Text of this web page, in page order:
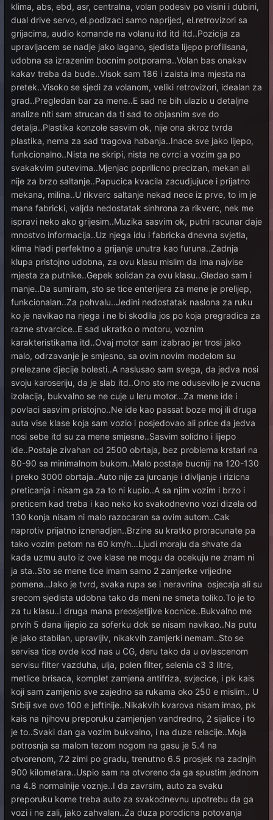
klima, abs, ebd, asr, centralna, volan podesiv po visini i dubini,
dual drive servo, el.podizaci samo naprijed, el.retrovizori sa
grijacima, audio komande na volanu itd itd itd..Pozicija za
upravljacem se nadje jako lagano, sjedista lijepo profilisana,
udobna sa izrazenim bocnim potporama..Volan bas onakav
kakav treba da bude..Visok sam 186 i zaista ima mjesta na
pretek..Visoko se sjedi za volanom, veliki retrovizori, idealan za
grad..Pregledan bar za mene..E sad ne bih ulazio u detaljne
analize niti sam strucan da ti sad to objasnim sve do
detalja..Plastika konzole sasvim ok, nije ona skroz tvrda
plastika, nema za sad tragova habanja..Inace sve jako lijepo,
funkcionalno..Nista ne skripi, nista ne cvrci a vozim ga po
svakakvim putevima..Mjenjac poprilicno precizan, mekan ali
nije za brzo saltanje..Papucica kvacila zacudjujuce i prijatno
mekana, milina..U rikverc saltanje nekad nece iz prve, to im je
mana fabricki, valjda nedostatak sinhrona za rikverc, nek me
ispravi neko ako grijesim..Muzika sasvim ok, putni racunar daje
mnostvo informacija..Uz njega idu i fabricka dnevna svjetla,
klima hladi perfektno a grijanje unutra kao furuna..Zadnja
klupa pristojno udobna, za ovu klasu mislim da ima najvise
mjesta za putnike..Gepek solidan za ovu klasu..Gledao sam i
manje..Da sumiram, sto se tice enterijera za mene je prelijep,
funkcionalan..Za pohvalu..Jedini nedostatak naslona za ruku
ko je navikao na njega i ne bi skodila jos po koja pregradica za
razne stvarcice..E sad ukratko o motoru, voznim
karakteristikama itd..Ovaj motor sam izabrao jer trosi jako
malo, odrzavanje je smjesno, sa ovim novim modelom su
prelezane djecije bolesti..A naslusao sam svega, da jedva nosi
svoju karoseriju, da je slab itd..Ono sto me odusevilo je zvucna
izolacija, bukvalno se ne cuje u leru motor...Za mene ide i
povlaci sasvim pristojno..Ne ide kao passat boze moj ili druga
auta vise klase koja sam vozio i posjedovao ali price da jedva
nosi sebe itd su za mene smjesne..Sasvim solidno i lijepo
ide..Postaje zivahan od 2500 obrtaja, bez problema krstari na
80-90 sa minimalnom bukom..Malo postaje bucniji na 120-130
i preko 3000 obrtaja..Auto nije za jurcanje i divljanje i rizicna
preticanja i nisam ga za to ni kupio..A sa njim vozim i brzo i
preticem kad treba i kao neko ko svakodnevno vozi dizela od
130 konja nisam ni malo razocaran sa ovim autom..Cak
naprotiv prijatno iznenadjen..Brzine su kratko proracunate pa
tako vozim petom na 60 km/h...Ljudi moraju da shvate da
kada uzmu auto iz ove klase ne mogu da ocekuju ne znam ni
ja sta..Sto se mene tice imam samo 2 zamjerke vrijedne
pomena..Jako je tvrd, svaka rupa se i neravnina osjecaja ali su
srecom sjedista udobna tako da meni ne smeta toliko.To je to
za tu klasu..I druga mana preosjetljive kocnice..Bukvalno me
prvih 5 dana lijepio za soferku dok se nisam navikao..Na putu
je jako stabilan, upravljiv, nikakvih zamjerki nemam..Sto se
servisa tice ovde kod nas u CG, deru tako da u ovlascenom
servisu filter vazduha, ulja, polen filter, selenia c3 3 litre,
metlice brisaca, komplet zamjena antifriza, svjecice, i pk kais
koji sam zamjenio sve zajedno sa rukama oko 250 e mislim.. U
Srbiji sve ovo 100 e jeftinije..Nikakvih kvarova nisam imao, pk
kais na njihovu preporuku zamjenjen vandredno, 2 sijalice i to
je to..Svaki dan ga vozim bukvalno, i na duze relacije..Moja
potrosnja sa malom tezom nogom na gasu je 5.4 na
otvorenom, 7.2 zimi po gradu, trenutno 6.5 prosjek na zadnjih
900 kilometara..Uspio sam na otvoreno da ga spustim jednom
na 4.8 normalnije voznje..I da zavrsim, auto za svaku
preporuku kome treba auto za svakodnevnu upotrebu da ga
vozi i ne zali, jako zahvalan..Za duza porodicna potovanja